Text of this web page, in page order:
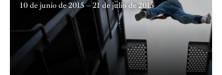
10 de junio de 2015 – 21 de julio de 2015